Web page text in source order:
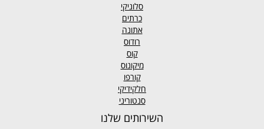
סלוניקי
כרתים
אתונה
רודוס
קוס
מיקונוס
קורפו
חלקידיקי
סנטוריני
השירותים שלנו